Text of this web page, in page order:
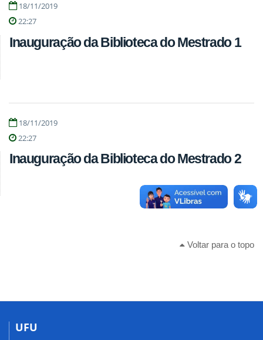
18/11/2019
22:27
Inauguração da Biblioteca do Mestrado 1
18/11/2019
22:27
Inauguração da Biblioteca do Mestrado 2
Voltar para o topo
UFU